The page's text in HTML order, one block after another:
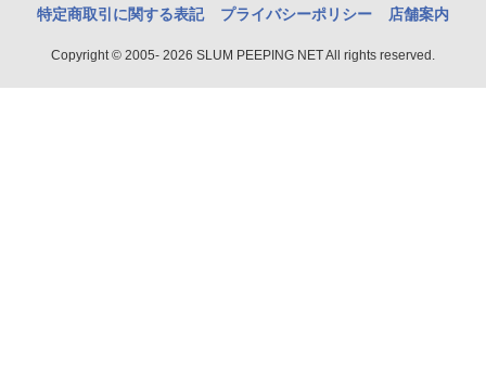
特定商取引に関する表記 プライバシーポリシー 店舗案内
Copyright © 2005- 2026 SLUM PEEPING NET All rights reserved.